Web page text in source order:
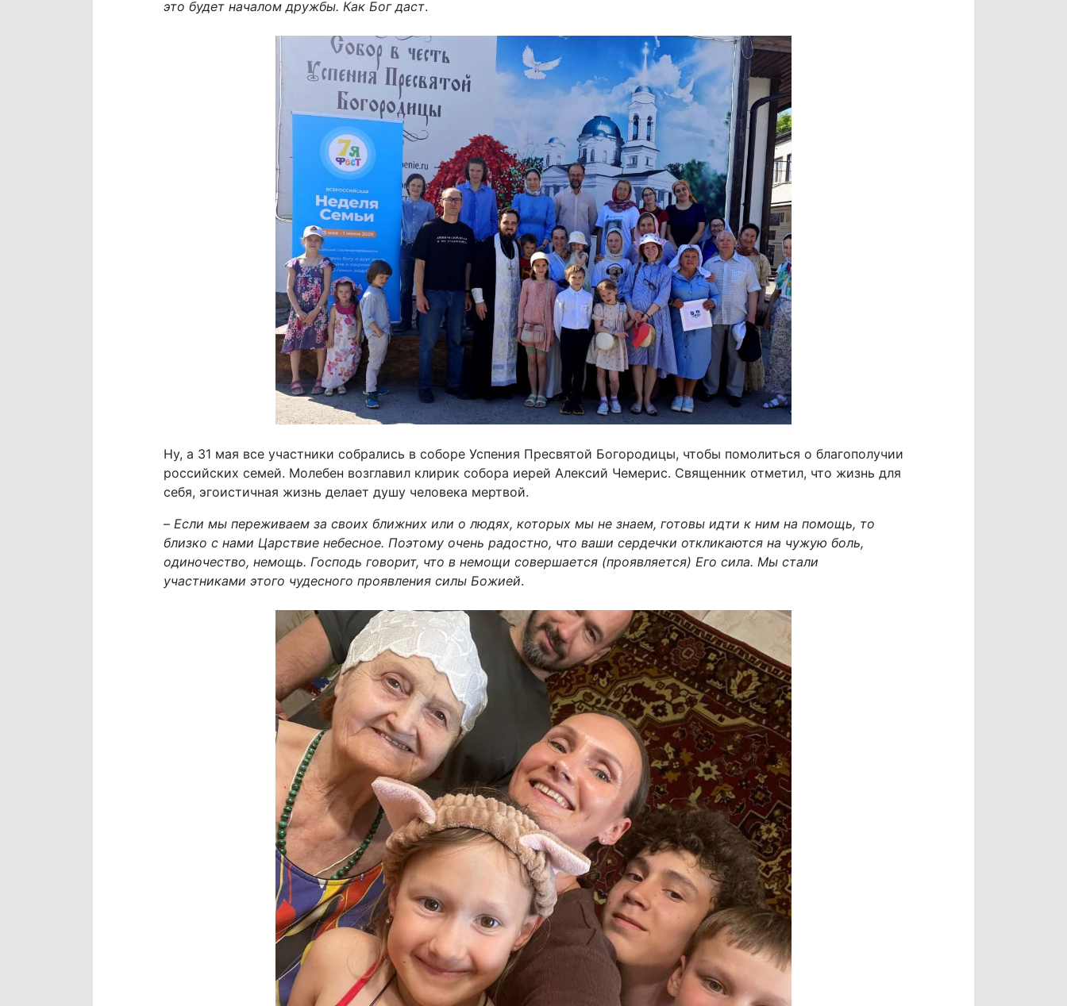
это будет началом дружбы. Как Бог даст.
Ну, а 31 мая все участники собрались в соборе Успения Пресвятой Богородицы, чтобы помолиться о благополучии
российских семей. Молебен возглавил клирик собора иерей Алексий Чемерис. Священник отметил, что жизнь для
себя, эгоистичная жизнь делает душу человека мертвой.
– Если мы переживаем за своих ближних или о людях, которых мы не знаем, готовы идти к ним на помощь, то
близко с нами Царствие небесное. Поэтому очень радостно, что ваши сердечки откликаются на чужую боль,
одиночество, немощь. Господь говорит, что в немощи совершается (проявляется) Его сила. Мы стали
участниками этого чудесного проявления силы Божией.